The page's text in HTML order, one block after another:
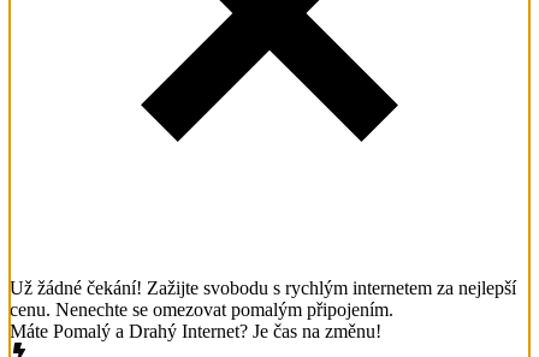
Už žádné čekání! Zažijte svobodu s rychlým internetem za nejlepší
cenu. Nenechte se omezovat pomalým připojením.
Máte Pomalý a Drahý Internet? Je čas na změnu!